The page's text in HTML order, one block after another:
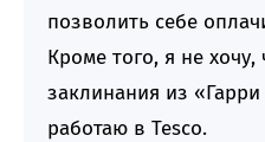
позволить себе
Кроме того, я не
заклинания из
работаю в Tesco.